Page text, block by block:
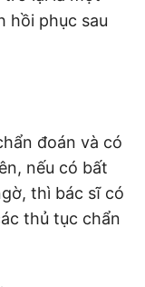
hồi phục sau
đoán và có
nếu có bất
thì bác sĩ có
thủ tục chẩn